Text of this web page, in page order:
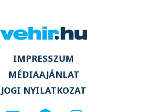
IMPRESSZUM
MÉDIAAJÁNLAT
JOGI NYILATKOZAT